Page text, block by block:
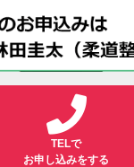
TELで
お申し込みをする